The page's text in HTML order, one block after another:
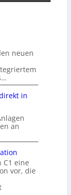
neuen
in
an
C1 eine
vor, die